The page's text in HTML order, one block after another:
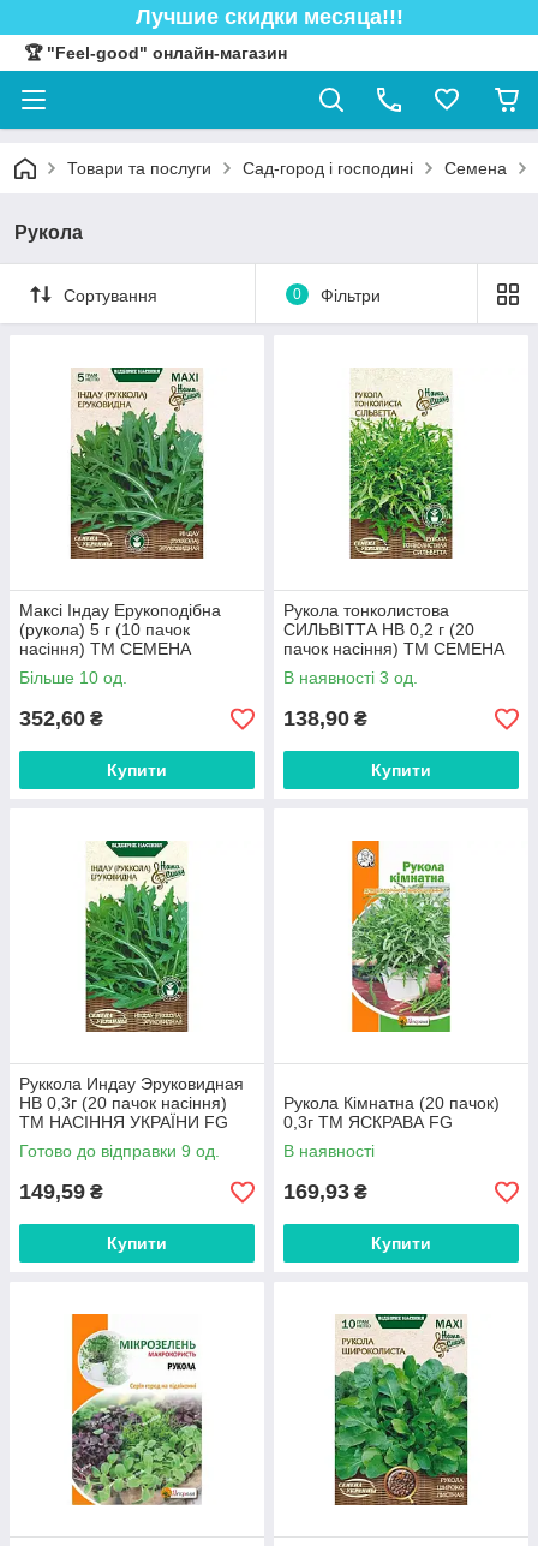
Лучшие скидки месяца!!!
🏆 "Feel-good" онлайн-магазин
Товари та послуги Сад-город і господині Семена
Рукола
Сортування 0 Фільтри
Максі Індау Ерукоподібна
(рукола) 5 г (10 пачок
насіння) ТМ СЕМЕНА
УКРАЇНИ FG
Більше 10 од.
352,60 ₴
Купити
Рукола тонколистова
СИЛЬВІТТА НВ 0,2 г (20
пачок насіння) ТМ СЕМЕНА
УКРАЇНИ FG
В наявності 3 од.
138,90 ₴
Купити
Руккола Индау Эруковидная
НВ 0,3г (20 пачок насіння)
ТМ НАСІННЯ УКРАЇНИ FG
Готово до відправки 9 од.
149,59 ₴
Купити
Рукола Кімнатна (20 пачок)
0,3г ТМ ЯСКРАВА FG
В наявності
169,93 ₴
Купити